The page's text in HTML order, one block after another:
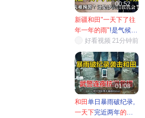
00:52
新疆和田"一天下了往
年一年的雨"!是气候
灾...好看视频 21分钟前

01:08
和田单日暴雨破纪录,
一天下完近两年的雨